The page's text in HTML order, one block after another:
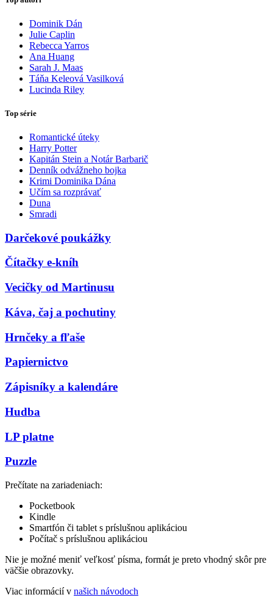
Dominik Dán
Julie Caplin
Rebecca Yarros
Ana Huang
Sarah J. Maas
Táňa Keleová Vasilková
Lucinda Riley
Top série
Romantické úteky
Harry Potter
Kapitán Stein a Notár Barbarič
Denník odvážneho bojka
Krimi Dominika Dána
Učím sa rozprávať
Duna
Smradi
Darčekové poukážky
Čítačky e-kníh
Vecičky od Martinusu
Káva, čaj a pochutiny
Hrnčeky a fľaše
Papiernictvo
Zápisníky a kalendáre
Hudba
LP platne
Puzzle
Prečítate na zariadeniach:
Pocketbook
Kindle
Smartfón či tablet s príslušnou aplikáciou
Počítač s príslušnou aplikáciou
Nie je možné meniť veľkosť písma, formát je preto vhodný skôr pre
väčšie obrazovky.
Viac informácií v našich návodoch